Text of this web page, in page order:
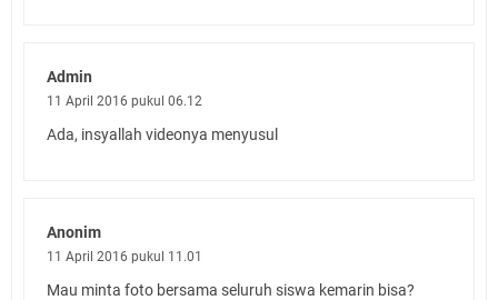
Admin
11 April 2016 pukul 06.12
Ada, insyallah videonya menyusul
Anonim
11 April 2016 pukul 11.01
Mau minta foto bersama seluruh siswa kemarin bisa?